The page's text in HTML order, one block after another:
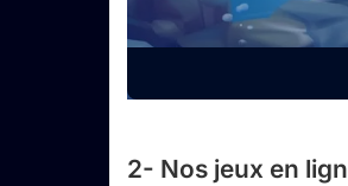
2- Nos jeux en